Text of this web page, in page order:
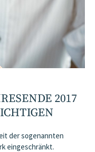
2017 –
der sogenannten
eingeschränkt.